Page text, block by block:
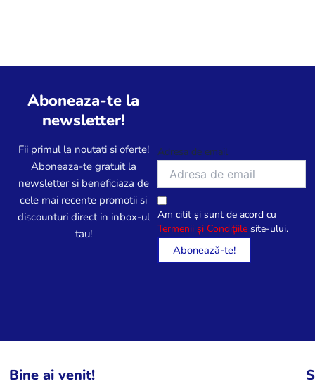
Aboneaza-te la
newsletter!
Fii primul la noutati si oferte!
Aboneaza-te gratuit la
newsletter si beneficiaza de
cele mai recente promotii si
discounturi direct in inbox-ul
tau!
Adresa de email
Am citit și sunt de acord cu
Termenii și Condițiile site-ului.
Bine ai venit!